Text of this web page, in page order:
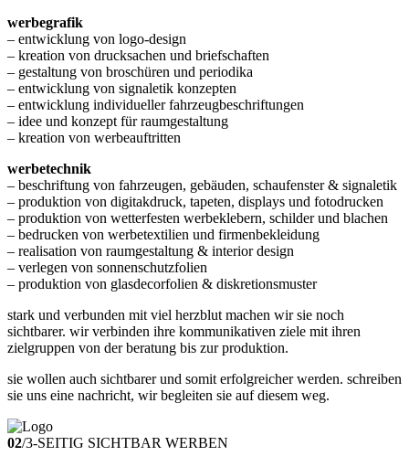
werbegrafik
– entwicklung von logo-design
– kreation von drucksachen und briefschaften
– gestaltung von broschüren und periodika
– entwicklung von signaletik konzepten
– entwicklung individueller fahrzeugbeschriftungen
– idee und konzept für raumgestaltung
– kreation von werbeauftritten
werbetechnik
– beschriftung von fahrzeugen, gebäuden, schaufenster & signaletik
– produktion von digitakdruck, tapeten, displays und fotodrucken
– produktion von wetterfesten werbeklebern, schilder und blachen
– bedrucken von werbetextilien und firmenbekleidung
– realisation von raumgestaltung & interior design
– verlegen von sonnenschutzfolien
– produktion von glasdecorfolien & diskretionsmuster
stark und verbunden mit viel herzblut machen wir sie noch
sichtbarer. wir verbinden ihre kommunikativen ziele mit ihren
zielgruppen von der beratung bis zur produktion.
sie wollen auch sichtbarer und somit erfolgreicher werden. schreiben
sie uns eine nachricht, wir begleiten sie auf diesem weg.
02/3-SEITIG SICHTBAR WERBEN